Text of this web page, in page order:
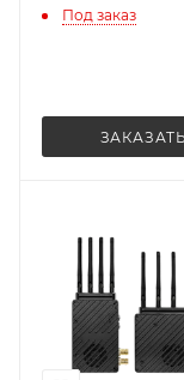
Под заказ
ЗАКАЗАТЬ